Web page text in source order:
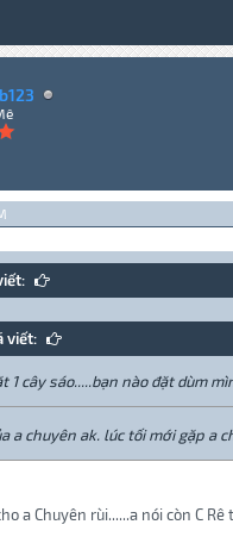
viết:
1 cây sáo.....bạn nào đặt dùm
a chuyên ak. lúc tối mới gặp a
a Chuyên rùi......a nói còn C